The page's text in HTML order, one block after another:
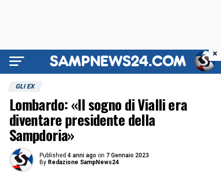
GLI EX
Lombardo: «Il sogno di Vialli era
diventare presidente della
Sampdoria»
Published 4 anni ago on 7 Gennaio 2023
By Redazione SampNews24
×